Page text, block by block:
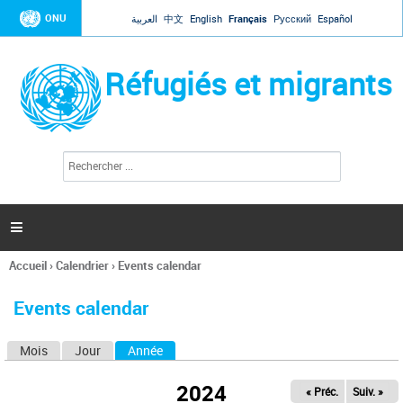
Jump to navigation
ONU العربية 中文 English Français Русский Español
Réfugiés et migrants
l
c
h
e

Vous
ici
Accueil›Calendrier› Events calendar
Events calendar
Mois Jour Année
2024 « Préc. Suiv. »